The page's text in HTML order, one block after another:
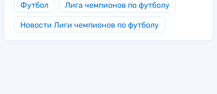
Футбол Лига чемпионов по футболу
Новости Лиги чемпионов по футболу